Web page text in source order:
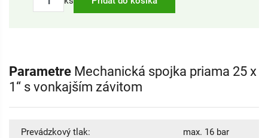
Parametre Mechanická spojka priama 25 x
1“ s vonkajším závitom
Prevádzkový tlak: max. 16 bar